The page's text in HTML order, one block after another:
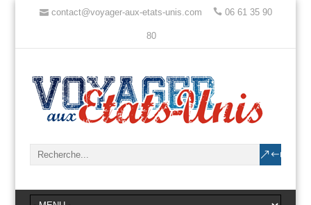
contact@voyager-aux-etats-unis.com 06 61 35 90
80